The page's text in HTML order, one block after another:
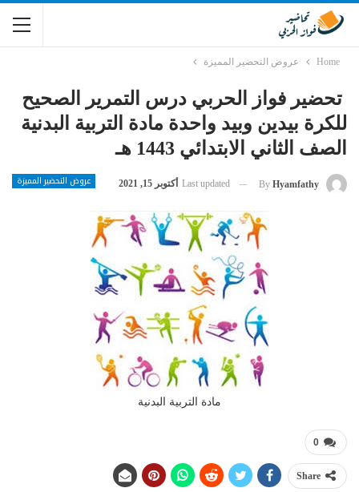
Home عروض التحضير المميزة
تحضير فواز الحربي درس التمرير الصحيح
للكرة بيدين وبيد واحدة مادة التربية البدنية
الصف الثاني الابتدائي 1443 هـ
عروض التحضير المميزة By Hyamfathy
Last updated أكتوبر 15, 2021
مادة التربية البدنية
0
Share